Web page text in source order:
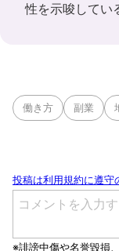
性を示唆してい
働き方 副業